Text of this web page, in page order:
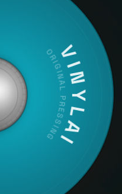
VINYLAI
ORIGINAL PRESSING